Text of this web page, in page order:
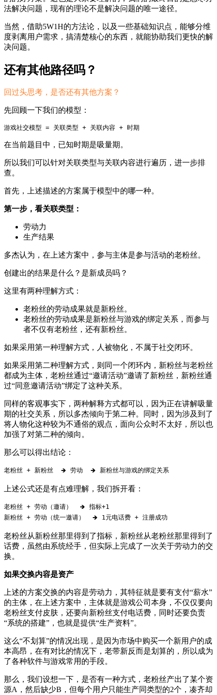
法解决问题，现有的理论不是解决问题的唯一途径。
当然，借助5W1H的方法论，以及一些基础知识点，能够分维
度剥离用户需求，搞清楚核心的东西，就能协助我们更快的解
决问题。
还有其他路径吗？
回过头思考，是否还有其他方案？
先回顾一下我们的模型：
游戏社交模型 = 关联类型 + 关联内容 + 时期
在当前题目中，已知时期是吸量期。
所以我们可以针对关联类型与关联内容进行遍历，进一步排
查。
首先，上述描述的方案属于模型中的哪一种。
第一步，看关联类型：
劳动力
生产结果
多杰认为，在上述方案中，参与主体是参与活动的老粉丝。
创建出的结果是什么？是新成员吗？
这里有两种理解方式：
老粉丝的劳动成果就是新粉丝。
老粉丝的劳动成果是新粉丝与游戏的绑定关系，而参与
者不仅有老粉丝，还有新粉丝。
如果采用第一种理解方式，人被物化，不属于社交闭环。
如果采用第二种理解方式，则同一个闭环内，新粉丝与老粉丝
都成为主体，老粉丝通过“邀请活动”邀请了新粉丝，新粉丝通
过“同意邀请活动”绑定了这种关系。
同样的客观事实下，两种解释方式都可以，因为正在讲解吸量
期的社交关系，所以多杰倾向于第二种。同时，因为涉及到了
将人物化这种较为不通俗的观点，面向公众时不太好，所以也
加强了对第二种的倾向。
那么可以得出结论：
老粉丝 + 新粉丝  🡺 劳动  🡺 新粉丝与游戏的绑定关系
上述公式还是有点难理解，我们拆开看：
老粉丝 + 劳动（邀请）  🡺 指标+1
新粉丝 + 劳动（统一邀请）  🡺 1元电话费 + 注册成功
老粉丝从新粉丝那里得到了指标，新粉丝从老粉丝那里得到了
话费，虽然由系统经手，但实际上完成了一次关于劳动力的交
换。
如果交换内容是资产
上述的方案交换的内容是劳动力，其特征就是要有支付“薪水”
的主体，在上述方案中，主体就是游戏公司本身，不仅仅要向
老粉丝支付皮肤，还要向新粉丝支付电话费，同时还要负责
“系统的搭建”，也就是提供“生产资料”。
这么“不划算”的情况出现，是因为市场中购买一个新用户的成
本高昂，在有对比的情况下，老带新反而是划算的，所以成为
了各种软件与游戏常用的手段。
那么，我们设想一下，是否有一种方式，老粉丝产出了某个资
源A，然后缺少B，但每个用户只能生产同类型的2个，凑齐却